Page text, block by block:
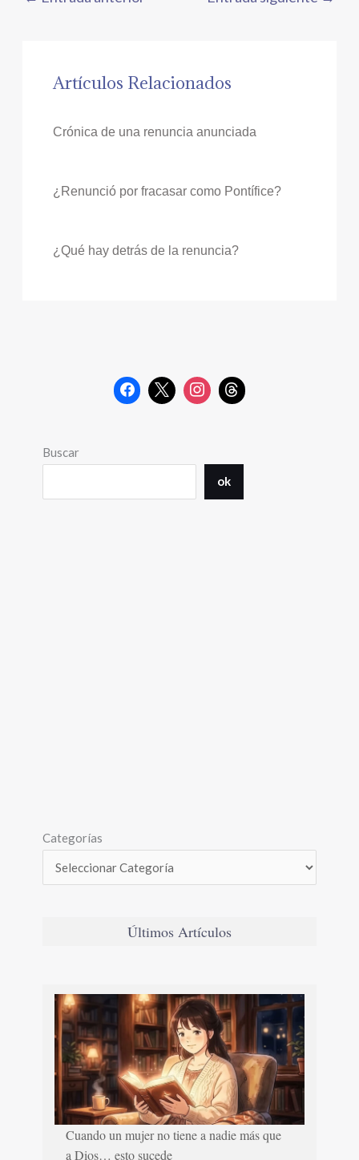
Artículos Relacionados
Crónica de una renuncia anunciada
¿Renunció por fracasar como Pontífice?
¿Qué hay detrás de la renuncia?
Buscar
ok
Categorías
Últimos Artículos
Cuando un mujer no tiene a nadie más que
a Dios… esto sucede